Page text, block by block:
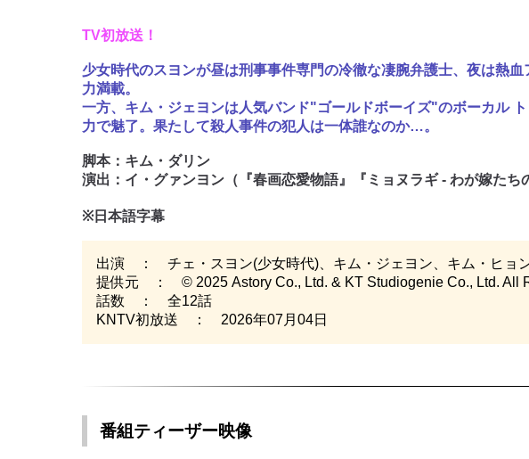
TV初放送！
少女時代のスヨンが昼は刑事事件専門の冷徹な凄腕弁護士、夜は熱
力満載。
一方、キム・ジェヨンは人気バンド"ゴールドボーイズ"のボーカル
力で魅了。果たして殺人事件の犯人は一体誰なのか…。
脚本：キム・ダリン
演出：イ・グァンヨン（『春画恋愛物語』『ミョヌラギ - わが嫁たち
※日本語字幕
出演 ： チェ・スヨン(少女時代)、キム・ジェヨン、キム・ヒョ
提供元 ： © 2025 Astory Co., Ltd. & KT Studiogenie Co., Ltd. All
話数 ： 全12話
KNTV初放送 ： 2026年07月04日
番組ティーザー映像